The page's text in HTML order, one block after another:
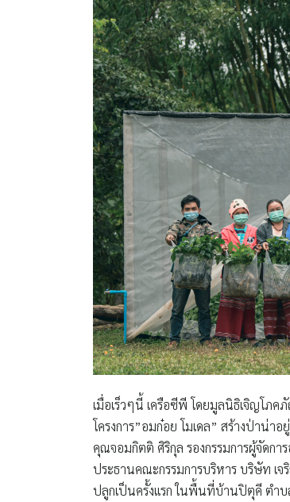
เมื่อเร็วๆนี้ เครือซีพี โดยมูลนิธิเจิญโภ
โครงการ”อมก๋อย โมเดล” สร้างป่าน่
คุณจอมกิตติ ศิริกุล รองกรรมการผู้จัดก
ประธานคณะกรรมการบริหาร บริษัท เ
ปลูกเป็นครั้งเเรก ในพื้นที่บ้านปิตุคี ตำบ